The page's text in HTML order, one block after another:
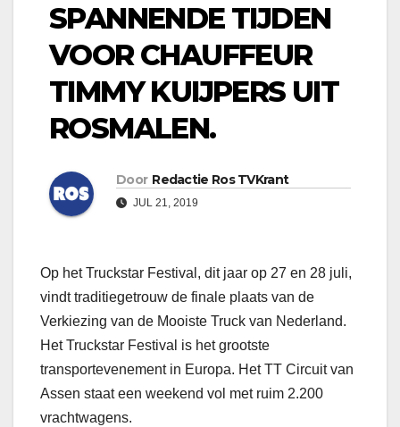
SPANNENDE TIJDEN
VOOR CHAUFFEUR
TIMMY KUIJPERS UIT
ROSMALEN.
Door Redactie Ros TVKrant
JUL 21, 2019
Op het Truckstar Festival, dit jaar op 27 en 28 juli,
vindt traditiegetrouw de finale plaats van de
Verkiezing van de Mooiste Truck van Nederland.
Het Truckstar Festival is het grootste
transportevenement in Europa. Het TT Circuit van
Assen staat een weekend vol met ruim 2.200
vrachtwagens.